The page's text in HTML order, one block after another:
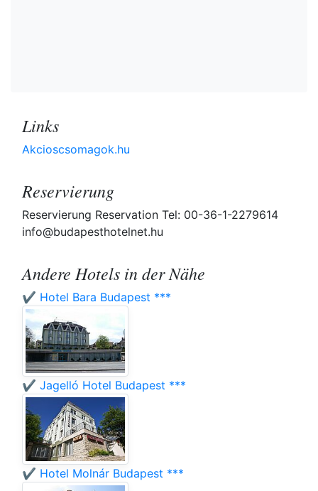
Links
Akcioscsomagok.hu
Reservierung
Reservierung Reservation Tel: 00-36-1-2279614
info@budapesthotelnet.hu
Andere Hotels in der Nähe
✔️ Hotel Bara Budapest ***
✔️ Jagelló Hotel Budapest ***
✔️ Hotel Molnár Budapest ***